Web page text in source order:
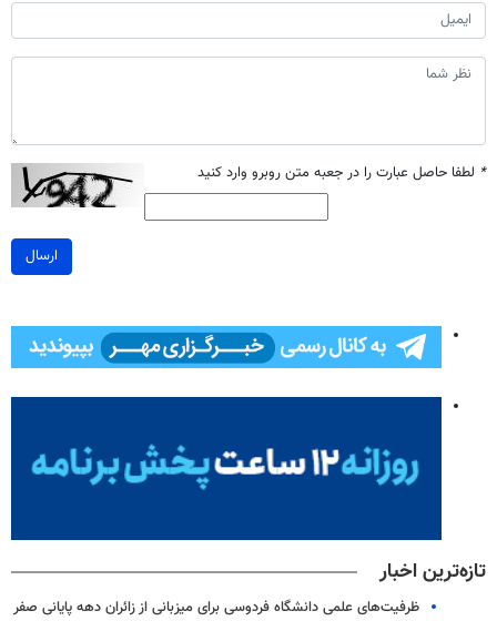
* لطفا حاصل عبارت را در جعبه متن روبرو وارد کنید
ارسال
تازه‌ترین اخبار
ظرفیت‌های علمی دانشگاه فردوسی برای میزبانی از زائران دهه پایانی صفر